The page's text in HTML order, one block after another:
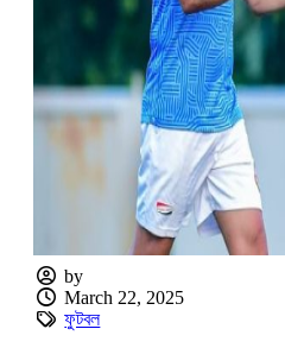
by
March 22, 2025
ফুটবল